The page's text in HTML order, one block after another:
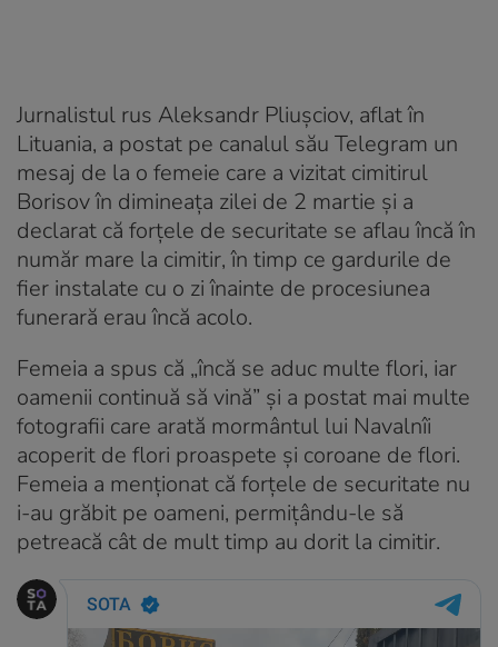
Jurnalistul rus Aleksandr Pliușciov, aflat în
Lituania, a postat pe canalul său Telegram un
mesaj de la o femeie care a vizitat cimitirul
Borisov în dimineața zilei de 2 martie și a
declarat că forțele de securitate se aflau încă în
număr mare la cimitir, în timp ce gardurile de
fier instalate cu o zi înainte de procesiunea
funerară erau încă acolo.
Femeia a spus că „încă se aduc multe flori, iar
oamenii continuă să vină” și a postat mai multe
fotografii care arată mormântul lui Navalnîi
acoperit de flori proaspete și coroane de flori.
Femeia a menționat că forțele de securitate nu
i-au grăbit pe oameni, permițându-le să
petreacă cât de mult timp au dorit la cimitir.